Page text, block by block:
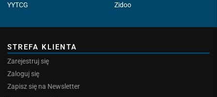
YYTCG
Zidoo
STREFA KLIENTA
Zarejestruj się
Zaloguj się
Zapisz się na Newsletter